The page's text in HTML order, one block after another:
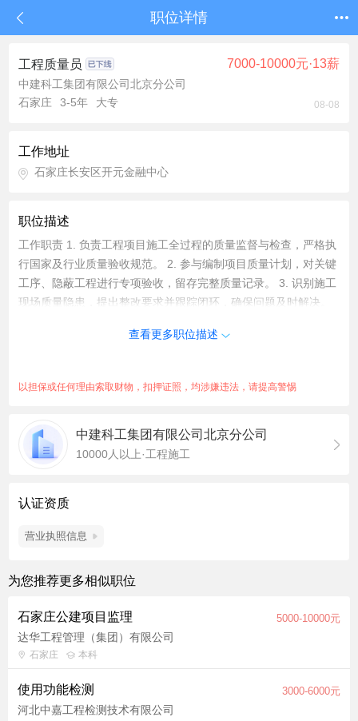
职位详情
工程质量员 7000-10000元·13薪
中建科工集团有限公司北京分公司
石家庄
3-5年 大专 08-08
工作地址
石家庄长安区开元金融中心
职位描述
工作职责 1. 负责工程项目施工全过程的质量监督与检查，严格执
行国家及行业质量验收规范。 2. 参与编制项目质量计划，对关键
工序、隐蔽工程进行专项验收，留存完整质量记录。 3. 识别施工
现场质量隐患，提出整改要求并跟踪闭环，确保问题及时解决。
据与验收资料。 任职要求 1. 大专及以上学历，建筑工程、土木
理软件，具备良好的沟通协调能力与书面报告能力。
查看更多职位描述
以担保或任何理由索取财物，扣押证照，均涉嫌违法，请提高警惕
中建科工集团有限公司北京分公司
10000人以上·工程施工
认证资质
营业执照信息
为您推荐更多相似职位
石家庄公建项目监理 5000-10000元
达华工程管理（集团）有限公司
石家庄 本科
使用功能检测 3000-6000元
河北中嘉工程检测技术有限公司